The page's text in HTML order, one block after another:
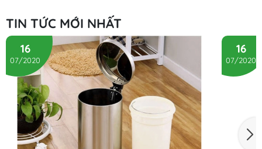
TIN TỨC MỚI NHẤT
16
07/2020
16
07/2020